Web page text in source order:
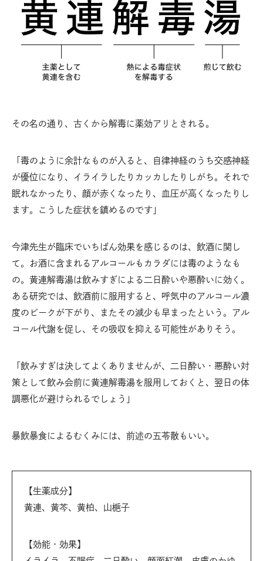
その名の通り、古くから解毒に薬効アリとされる。
「毒のように余計なものが入ると、自律神経のうち交感神経
が優位になり、イライラしたりカッカしたりしがち。それで
眠れなかったり、顔が赤くなったり、血圧が高くなったりし
ます。こうした症状を鎮めるのです」
今津先生が臨床でいちばん効果を感じるのは、飲酒に関し
て。お酒に含まれるアルコールもカラダには毒のようなも
の。黄連解毒湯は飲みすぎによる二日酔いや悪酔いに効く。
ある研究では、飲酒前に服用すると、呼気中のアルコール濃
度のピークが下がり、またその減少も早まったという。アル
コール代謝を促し、その吸収を抑える可能性がありそう。
「飲みすぎは決してよくありませんが、二日酔い・悪酔い対
策として飲み会前に黄連解毒湯を服用しておくと、翌日の体
調悪化が避けられるでしょう」
暴飲暴食によるむくみには、前述の五苓散もいい。
【生薬成分】
黄連、黄芩、黄柏、山梔子
【効能・効果】